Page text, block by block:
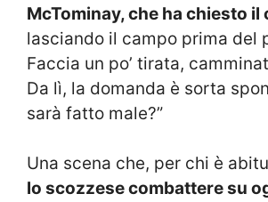
McTominay, che ha chiesto il
lasciando il campo prima del
Faccia un po’ tirata,
Da lì, la domanda è sorta
sarà fatto male?”
Una scena che, per chi è
lo scozzese combattere su